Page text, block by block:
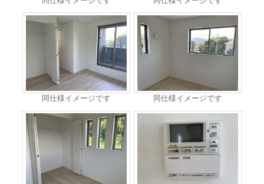
同仕様イメージです 同仕様イメージです